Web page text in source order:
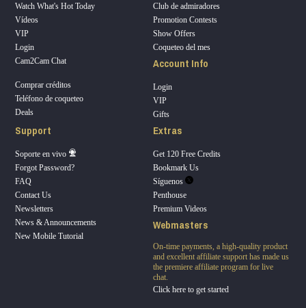
Watch What's Hot Today
Vídeos
VIP
Login
Cam2Cam Chat
Comprar créditos
Teléfono de coqueteo
Deals
Club de admiradores
Promotion Contests
Show Offers
Coqueteo del mes
Account Info
Login
VIP
Gifts
Support
Soporte en vivo
Forgot Password?
FAQ
Contact Us
Newsletters
News & Announcements
New Mobile Tutorial
Extras
Get 120 Free Credits
Bookmark Us
Síguenos
Penthouse
Premium Videos
Webmasters
On-time payments, a high-quality product
and excellent affiliate support has made us
the premiere affiliate program for live
chat.
Click here to get started